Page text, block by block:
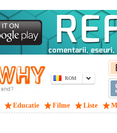
ROM
Educatie Filme Liste